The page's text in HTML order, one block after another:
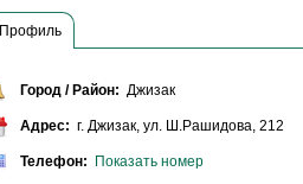
Профиль
Город / Район: Джизак
Адрес: г. Джизак, ул. Ш.Рашидова, 212
Телефон: Показать номер